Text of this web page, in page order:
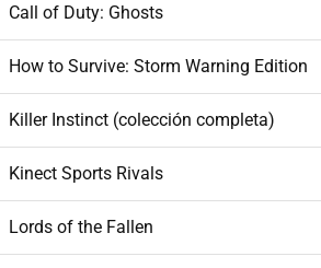
Call of Duty: Ghosts
How to Survive: Storm Warning Edition
Killer Instinct (colección completa)
Kinect Sports Rivals
Lords of the Fallen